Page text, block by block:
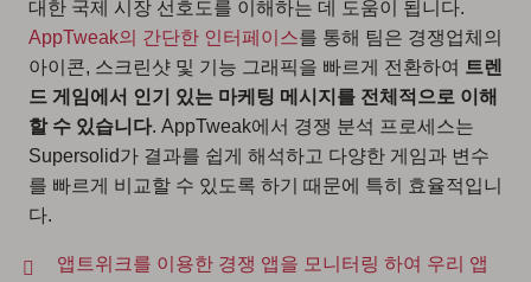
대한 국제 시장 선호도를 이해하는 데 도움이 됩니다.
AppTweak의 간단한 인터페이스를 통해 팀은 경쟁업체의
아이콘, 스크린샷 및 기능 그래픽을 빠르게 전환하여 트렌
드 게임에서 인기 있는 마케팅 메시지를 전체적으로 이해
할 수 있습니다. AppTweak에서 경쟁 분석 프로세스는
Supersolid가 결과를 쉽게 해석하고 다양한 게임과 변수
를 빠르게 비교할 수 있도록 하기 때문에 특히 효율적입니
다.
앱트위크를 이용한 경쟁 앱을 모니터링 하여 우리 앱